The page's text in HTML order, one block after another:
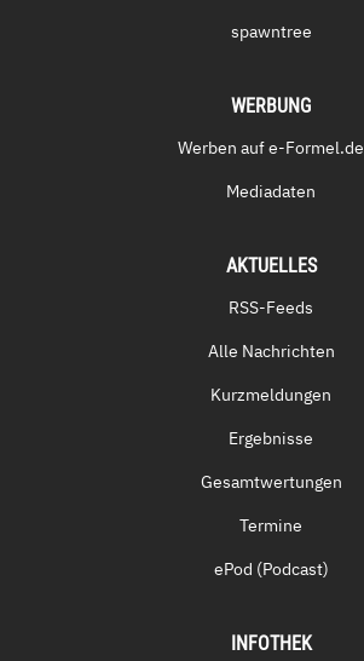
spawntree
WERBUNG
Werben auf e-Formel.de
Mediadaten
AKTUELLES
RSS-Feeds
Alle Nachrichten
Kurzmeldungen
Ergebnisse
Gesamtwertungen
Termine
ePod (Podcast)
INFOTHEK